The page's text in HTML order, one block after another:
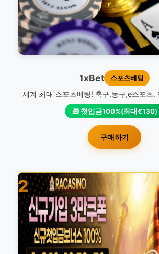
1xBet 스포츠베팅
세계 최대 스포츠베팅! 축구,농구,e스포츠.
🎁 첫입금100%(최대€130)
구매하기
2